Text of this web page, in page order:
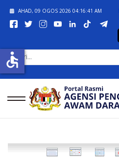
AHAD, 09 OGOS 2026 04:16:41 AM
CARI...
accessible